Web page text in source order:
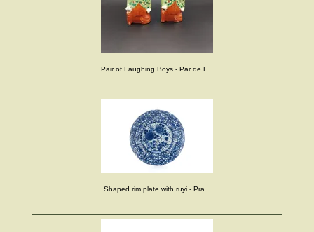
Pair of Laughing Boys - Par de L...
Shaped rim plate with ruyi - Pra...